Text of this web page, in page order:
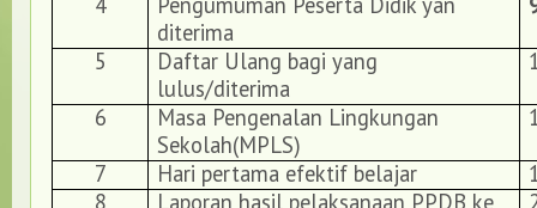
diterima
5
Daftar Ulang bagi yang
lulus/diterima
6
Masa Pengenalan Lingkungan
Sekolah(MPLS)
7
Hari pertama efektif belajar
8
Laporan hasil pelaksanaan PPDB ke